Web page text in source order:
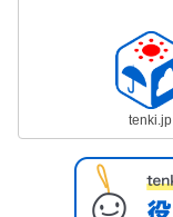
tenki.jp